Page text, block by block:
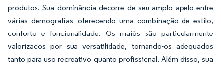
produtos. Sua dominância decorre de seu amplo apelo entre
várias demografias, oferecendo uma combinação de estilo,
conforto e funcionalidade. Os maiôs são particularmente
valorizados por sua versatilidade, tornando-os adequados
tanto para uso recreativo quanto profissional. Além disso, sua